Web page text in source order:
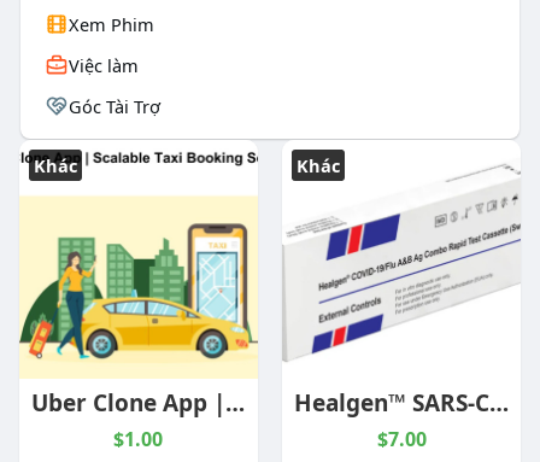
Xem Phim
Việc làm
Góc Tài Trợ
Khác
Uber Clone App | Scalable Taxi Booking Solution
$1.00
Khác
Healgen™ SARS-CoV-2/Flu A+B Rapid Antigen Test (Controls)
$7.00